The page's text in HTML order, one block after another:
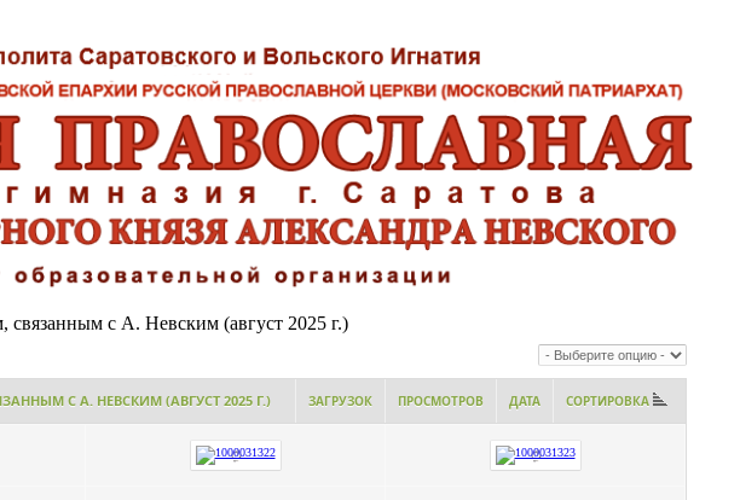
связанным с А. Невским (август 2025 г.)
С А. НЕВСКИМ (АВГУСТ 2025 Г.) СОРТИРОВКА
ДАТА
ПРОСМОТРОВ
ЗАГРУЗОК